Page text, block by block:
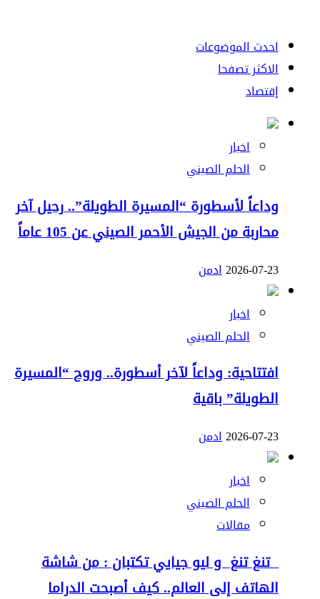
احدث الموضوعات
الاكثر تصفحا
إقتصاد
اخبار
الحلم الصيني
وداعاً لأسطورة “المسيرة الطويلة”.. رحيل آخر
محاربة من الجيش الأحمر الصيني عن 105 عاماً
2026-07-23ادمن
اخبار
الحلم الصيني
افتتاحية: وداعاً لآخر أسطورة.. وروح “المسيرة
الطويلة” باقية
2026-07-23ادمن
اخبار
الحلم الصيني
مقالات
تنغ تنغ و ليو جيايي تكتبان : من شاشة
الهاتف إلى العالم.. كيف أصبحت الدراما